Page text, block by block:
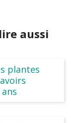
aussi
plantes